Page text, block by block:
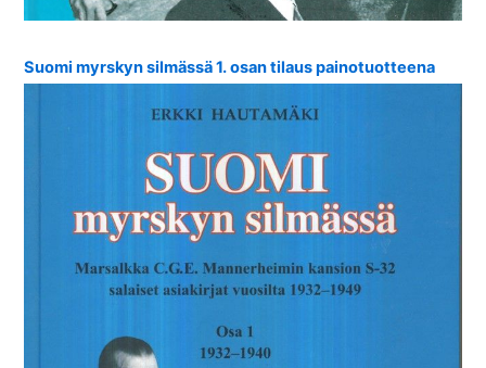
Suomi myrskyn silmässä 1. osan tilaus painotuotteena